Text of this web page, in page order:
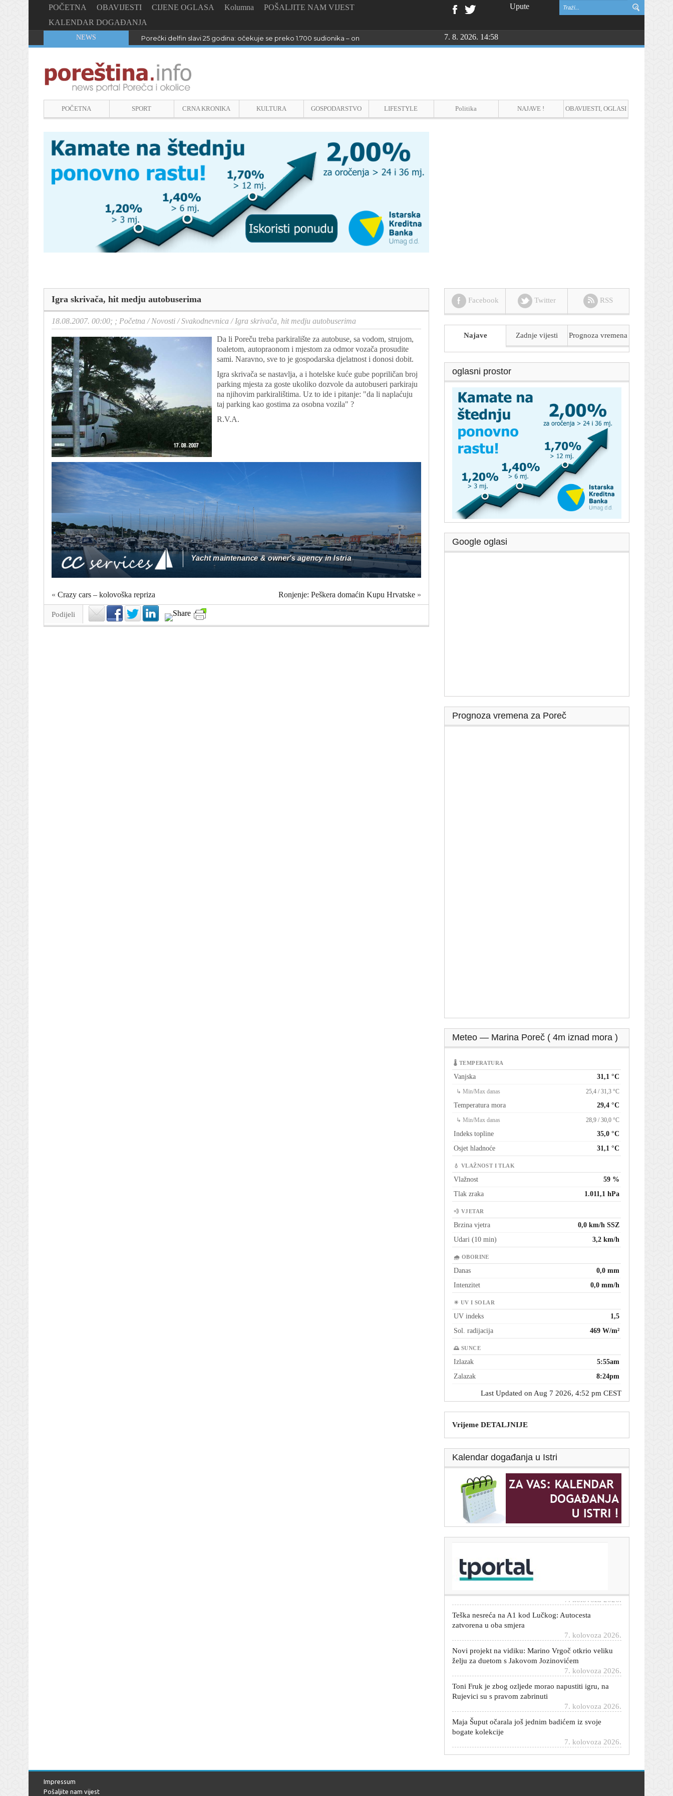
POČETNA OBAVIJESTI CIJENE OGLASA Kolumna
POŠALJITE NAM VIJEST
KALENDAR DOGAĐANJA
Upute
NEWS Porečki delfin slavi 25 godina: očekuje se preko 1.700 sudionika – online prijave do 23. kolovoza7. 8. 2026. 14:58
POČETNA SPORT CRNA KRONIKA KULTURA GOSPODARSTVO LIFESTYLE Politika NAJAVE ! OBAVIJESTI, OGLASI
Igra skrivača, hit medju autobuserima
18.08.2007. 00:00; ; Početna /Novosti /Svakodnevnica /Igra skrivača, hit medju autobuserima
Da li Poreču treba parkiralište za autobuse, sa vodom, strujom,
toaletom, autopraonom i mjestom za odmor vozača prosudite
sami. Naravno, sve to je gospodarska djelatnost i donosi dobit.
Igra skrivača se nastavlja, a i hotelske kuće gube popriličan broj
parking mjesta za goste ukoliko dozvole da autobuseri parkiraju
na njihovim parkiralištima. Uz to ide i pitanje: "da li naplaćuju
taj parking kao gostima za osobna vozila" ?
R.V.A.
« Crazy cars – kolovoška repriza Ronjenje: Peškera domaćin Kupu Hrvatske »
Podijeli
Facebook Twitter RSS
Najave Zadnje vijesti Prognoza vremena
oglasni prostor
Google oglasi
Prognoza vremena za Poreč
Meteo — Marina Poreč ( 4m iznad mora )
🌡 TEMPERATURA
Vanjska 31,1 °C
↳ Min/Max danas 25,4 / 31,3 °C
Temperatura mora 29,4 °C
↳ Min/Max danas 28,9 / 30,0 °C
Indeks topline
35,0 °C
Osjet hladnoće
31,1 °C
💧 VLAŽNOST I TLAK
Vlažnost
59 %
Tlak zraka
1.011,1 hPa
💨 VJETAR
Brzina vjetra
0,0 km/h SSZ
Udari (10 min)
3,2 km/h
🌧 OBORINE
Danas
0,0 mm
Intenzitet
0,0 mm/h
☀ UV I SOLAR
UV indeks
1,5
Sol. radijacija
469 W/m²
🌅 SUNCE
Izlazak
5:55am
Zalazak
8:24pm
Last Updated on Aug 7 2026, 4:52 pm CEST
Vrijeme DETALJNIJE
Kalendar događanja u Istri
Dalić postaje najplaćeniji hrvatski trener u povijesti.
Evo koji je na svjetskoj ljestvici
Teška nesreća na A1 kod Lučkog: Autocesta
7. kolovoza 2026.
Novi projekt na vidiku: Marino Vrgoč otkrio veliku
7. kolovoza 2026.
Toni Fruk je zbog ozljede morao napustiti igru, na
7. kolovoza 2026.
Maja Šuput očarala još jednim badićem iz svoje
bogate kolekcije
7. kolovoza 2026.
Želite mobitelom snimiti nadolazeću veliku pomrčinu
Impressum
Pošaljite nam vijest